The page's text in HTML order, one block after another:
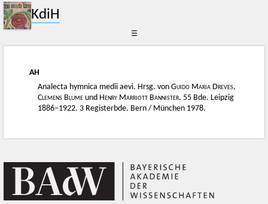
KdiH
☰
AH
Analecta hymnica medii aevi. Hrsg. vonGuido Maria Dreves,
Clemens Blume und Henry Marriott Bannister. 55 Bde. Leipzig
1886–1922. 3 Registerbde. Bern / München 1978.